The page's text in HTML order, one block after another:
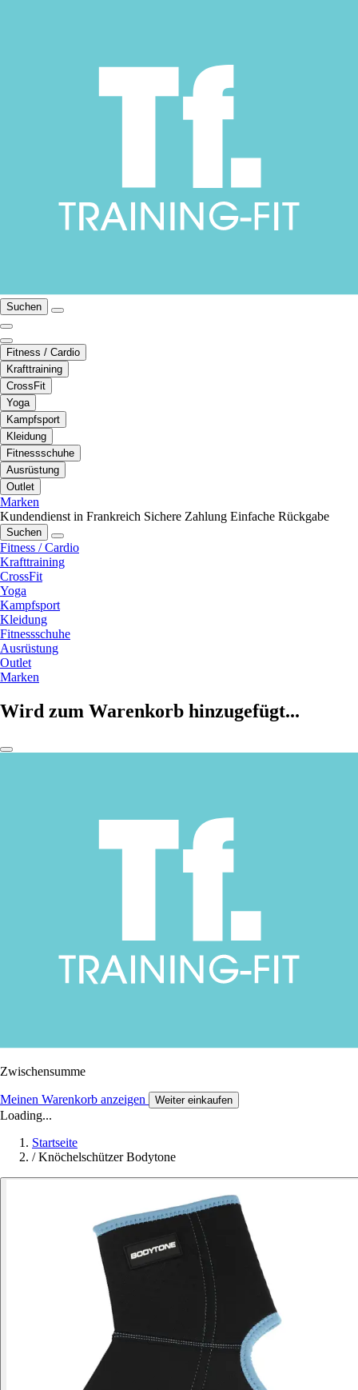
Suchen
Fitness / Cardio
Krafttraining
CrossFit
Yoga
Kampfsport
Kleidung
Fitnessschuhe
Ausrüstung
Outlet
Marken
Kundendienst in Frankreich Sichere Zahlung Einfache Rückgabe
Suchen
Fitness / Cardio
Krafttraining
CrossFit
Yoga
Kampfsport
Kleidung
Fitnessschuhe
Ausrüstung
Outlet
Marken
Wird zum Warenkorb hinzugefügt...
Zwischensumme
Meinen Warenkorb anzeigen Weiter einkaufen
Loading...
Startseite
/ Knöchelschützer Bodytone